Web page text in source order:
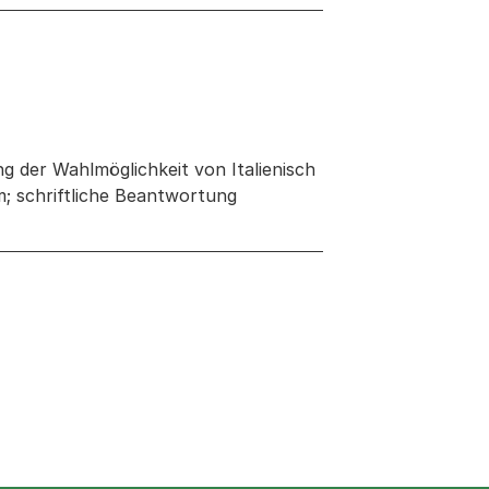
der Wahlmöglichkeit von Italienisch
schriftliche Beantwortung